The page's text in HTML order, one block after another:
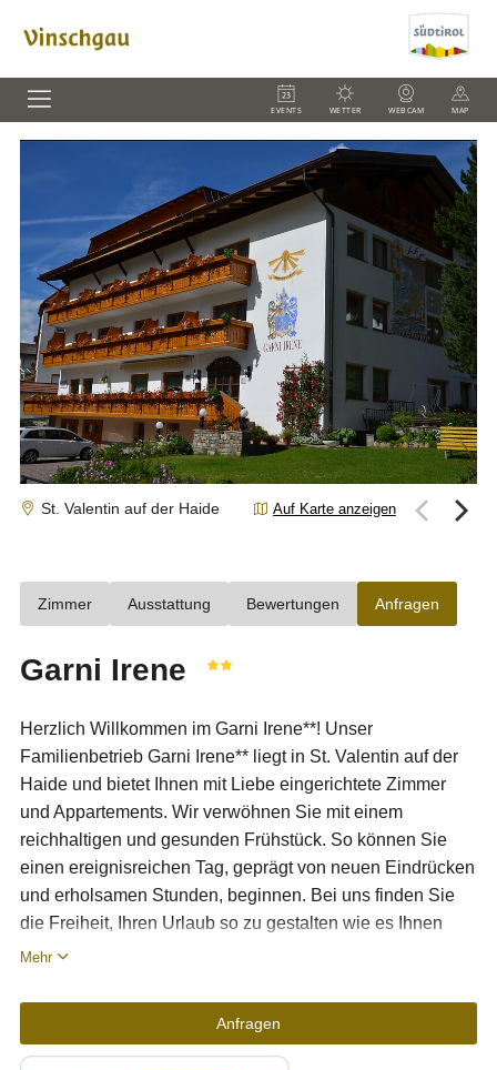
EVENTS WETTER WEBCAM MAP